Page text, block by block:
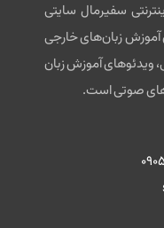
سفیرمال سایتی
زبان‌های خارجی
ویدئوهای آموزش زبان
صوتی است.